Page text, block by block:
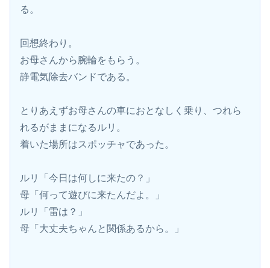
る。
回想終わり。
お母さんから腕輪をもらう。
静電気除去バンドである。
とりあえずお母さんの車におとなしく乗り、つれら
れるがままになるルリ。
着いた場所はスポッチャであった。
ルリ「今日は何しに来たの？」
母「何って遊びに来たんだよ。」
ルリ「雷は？」
母「大丈夫ちゃんと関係あるから。」